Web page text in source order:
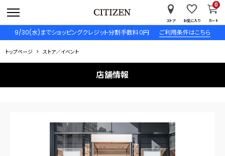
9/30(水)までショッピングクレジット分割手数料０円 ご利用条件はこちら
ストア お気に入り カート
0
トップページ ストア／イベント
店舗情報